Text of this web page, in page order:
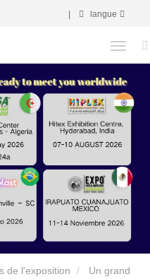
langue
de l'exposition